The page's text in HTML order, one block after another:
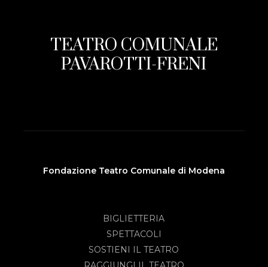
TEATRO COMUNALE
PAVAROTTI-FRENI
Fondazione Teatro Comunale di Modena
BIGLIETTERIA
SPETTACOLI
SOSTIENI IL TEATRO